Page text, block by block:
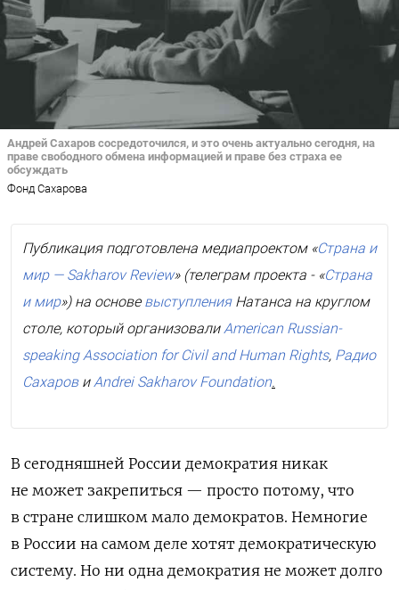
Андрей Сахаров сосредоточился, и это очень актуально сегодня, на
праве свободного обмена информацией и праве без страха ее
обсуждать
Фонд Сахарова
Публикация подготовлена медиапроектом «Страна и
мир — Sakharov Review» (телеграм проекта - «Страна
и мир») на основе выступленияНатанса на круглом
столе, который организовали American Russian-
speaking Association for Civil and Human Rights, Радио
Сахарови Andrei Sakharov Foundation
В сегодняшней России демократия никак
не может закрепиться — просто потому, что
в стране слишком мало демократов. Немногие
в России на самом деле хотят демократическую
систему. Но ни одна демократия не может долго